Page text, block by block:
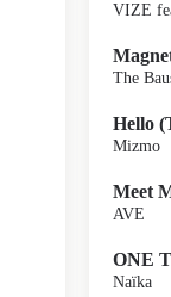
VIZE
The
Hello
Mizmo
Meet
AVE
ONE
Naïka